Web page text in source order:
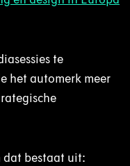
te
het automerk meer
dat bestaat uit: